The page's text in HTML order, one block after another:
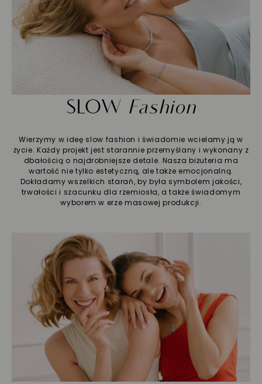
SLOW Fashion
Wierzymy w ideę slow fashion i świadomie wcielamy ją w
życie. Każdy projekt jest starannie przemyślany i wykonany z
dbałością o najdrobniejsze detale. Nasza biżuteria ma
wartość nie tylko estetyczną, ale także emocjonalną.
Dokładamy wszelkich starań, by była symbolem jakości,
trwałości i szacunku dla rzemiosła, a także świadomym
wyborem w erze masowej produkcji.